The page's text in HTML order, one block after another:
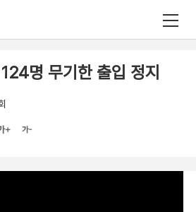
명 무기한 출입 정지